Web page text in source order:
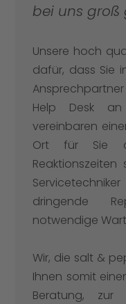
bei uns groß
Unsere hoch
dafür, dass Sie
Help Desk
vereinbaren
Ort für Sie
dringende
notwendige
Wir, die salt &
Ihnen somit
Beratung,